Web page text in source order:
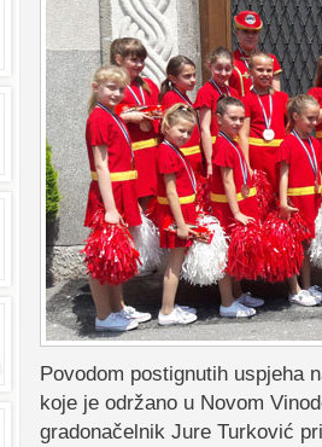
Povodom postignutih uspjeha
koje je održano u Novom
gradonačelnik Jure Turković